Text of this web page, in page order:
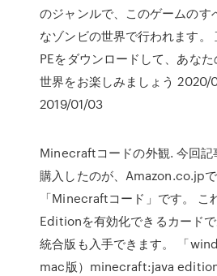
のジャンルで、このゲームのす
なゾンビの世界で行われます
PEをダウンロードして、あな
世界をお楽しみましょう
2019/01/03
Minecraftコードの外観. 今回記
購入したのが、Amazon.co.jp
「Minecraftコード」です。
Editionを有効化できるカード
統合版も入手できます。 「
mac版）minecraft:java edition